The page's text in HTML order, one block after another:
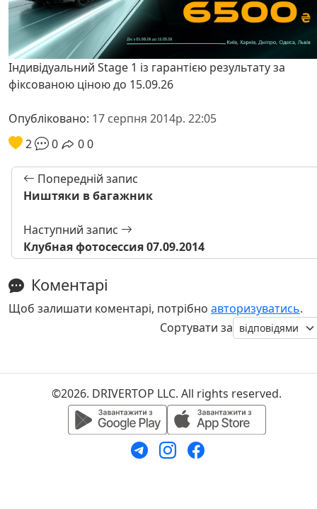
Індивідуальний Stage 1 із гарантією результату за
фіксованою ціною до 15.09.26
Опубліковано: 17 серпня 2014р. 22:05
2
0 00
Попередній запис
Ништяки в багажник
Наступний запис
Клубная фотосессия 07.09.2014
Коментарі
Щоб залишати коментарі, потрібно авторизуватись.
Сортувати за
©2026. DRIVERTOP LLC. All rights reserved.